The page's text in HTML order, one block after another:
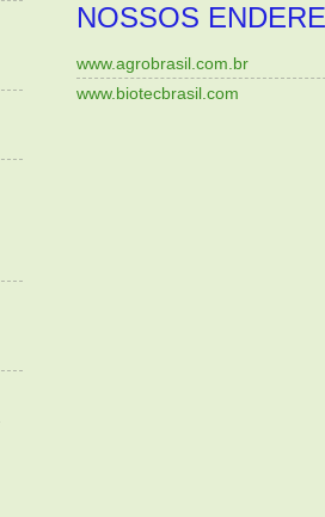
NOSSOS
www.agrobrasil.com.br
www.biotecbrasil.com